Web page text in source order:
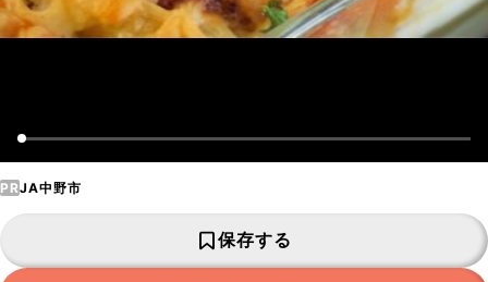
PRJA中野市
保存する